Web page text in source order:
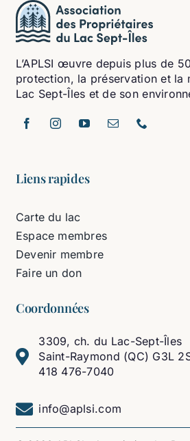
L’APLSI œuvre depuis plus de
protection, la préservation et la
Lac Sept-Îles et de son
Liens rapides
Carte du lac
Espace membres
Devenir membre
Faire un don
Coordonnées
3309, ch. du Lac-Sept-Îles
Saint-Raymond (QC) G3L
418 476-7040
info@aplsi.com